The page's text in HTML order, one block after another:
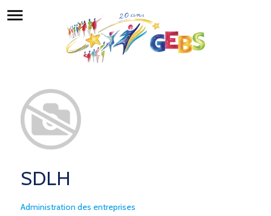
menu
SDLH
Administration des entreprises